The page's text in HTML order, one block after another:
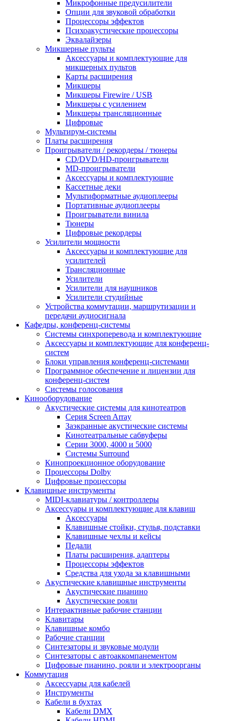
Микрофонные предусилители
Опции для звуковой обработки
Процессоры эффектов
Психоакустические процессоры
Эквалайзеры
Микшерные пульты
Аксессуары и комплектующие для
микшерных пультов
Карты расширения
Микшеры
Микшеры Firewire / USB
Микшеры с усилением
Микшеры трансляционные
Цифровые
Мультирум-системы
Платы расширения
Проигрыватели / рекордеры / тюнеры
CD/DVD/HD-проигрыватели
MD-проигрыватели
Аксессуары и комплектующие
Кассетные деки
Мультиформатные аудиоплееры
Портативные аудиоплееры
Проигрыватели винила
Тюнеры
Цифровые рекордеры
Усилители мощности
Аксессуары и комплектующие для
усилителей
Трансляционные
Усилители
Усилители для наушников
Усилители студийные
Устройства коммутации, маршрутизации и
передачи аудиосигнала
Кафедры, конференц-системы
Cистемы синхроперевода и комплектующие
Аксессуары и комплектующие для конференц-
систем
Блоки управления конференц-системами
Программное обеспечение и лицензии для
конференц-систем
Системы голосования
Кинооборудование
Акустические системы для кинотеатров
Cерия Screen Array
Заэкранные акустические системы
Кинотеатральные сабвуферы
Серии 3000, 4000 и 5000
Системы Surround
Кинопроекционное оборудование
Процессоры Dolby
Цифровые процессоры
Клавишные инструменты
MIDI-клавиатуры / контроллеры
Аксессуары и комплектующие для клавиш
Аксессуары
Клавишные стойки, стулья, подставки
Клавишные чехлы и кейсы
Педали
Платы расширения, адаптеры
Процессоры эффектов
Средства для ухода за клавишными
Акустические клавишные инструменты
Акустические пианино
Акустические рояли
Интерактивные рабочие станции
Клавитары
Клавишные комбо
Рабочие станции
Синтезаторы и звуковые модули
Синтезаторы с автоаккомпанементом
Цифровые пианино, рояли и электроорганы
Коммутация
Аксессуары для кабелей
Инструменты
Кабели в бухтах
Кабели DMX